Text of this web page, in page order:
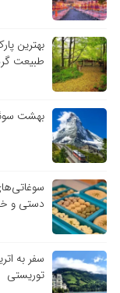
بهترین
طبیعت
بهشت سوئیس: کشف ۱۰
دستی و
سفر به
توریستی